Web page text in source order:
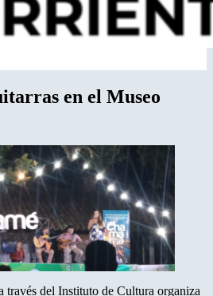
en el Museo
través del Instituto de Cultura organiza